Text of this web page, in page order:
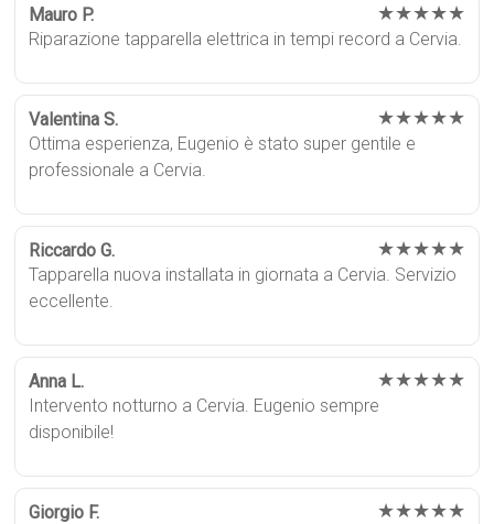
Mauro P. ★★★★★
Riparazione tapparella elettrica in tempi record a Cervia.
Valentina S. ★★★★★
Ottima esperienza, Eugenio è stato super gentile e
professionale a Cervia.
Riccardo G. ★★★★★
Tapparella nuova installata in giornata a Cervia. Servizio
eccellente.
Anna L. ★★★★★
Intervento notturno a Cervia. Eugenio sempre
disponibile!
Giorgio F. ★★★★★